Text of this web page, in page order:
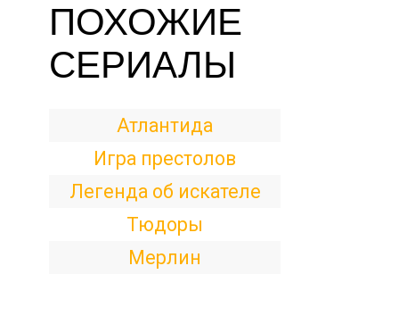
ПОХОЖИЕ
СЕРИАЛЫ
Атлантида
Игра престолов
Легенда об искателе
Тюдоры
Мерлин